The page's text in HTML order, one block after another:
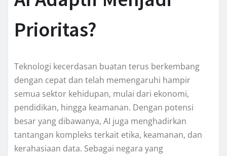
Prioritas?
Teknologi kecerdasan buatan terus berkembang
dengan cepat dan telah memengaruhi hampir
semua sektor kehidupan, mulai dari ekonomi,
pendidikan, hingga keamanan. Dengan potensi
besar yang dibawanya, AI juga menghadirkan
tantangan kompleks terkait etika, keamanan, dan
kerahasiaan data. Sebagai negara yang